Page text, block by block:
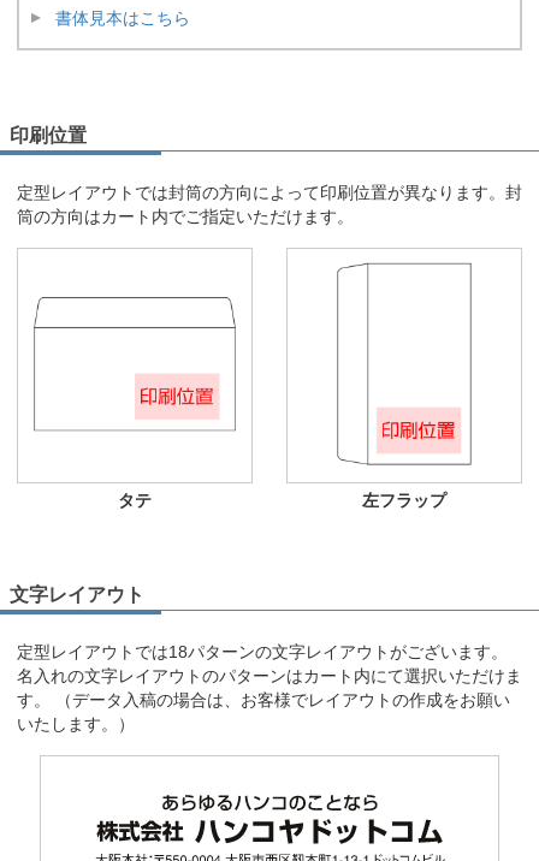
書体見本はこちら
印刷位置
定型レイアウトでは封筒の方向によって印刷位置が異なります。封
筒の方向はカート内でご指定いただけます。
タテ 左フラップ
文字レイアウト
定型レイアウトでは18パターンの文字レイアウトがございます。
名入れの文字レイアウトのパターンはカート内にて選択いただけま
す。 （データ入稿の場合は、お客様でレイアウトの作成をお願い
いたします。）